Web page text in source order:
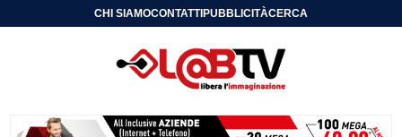
CHI SIAMOCONTATTIPUBBLICITÀCERCA